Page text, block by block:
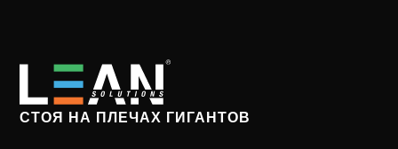
СТОЯ НА ПЛЕЧАХ ГИГАНТОВ